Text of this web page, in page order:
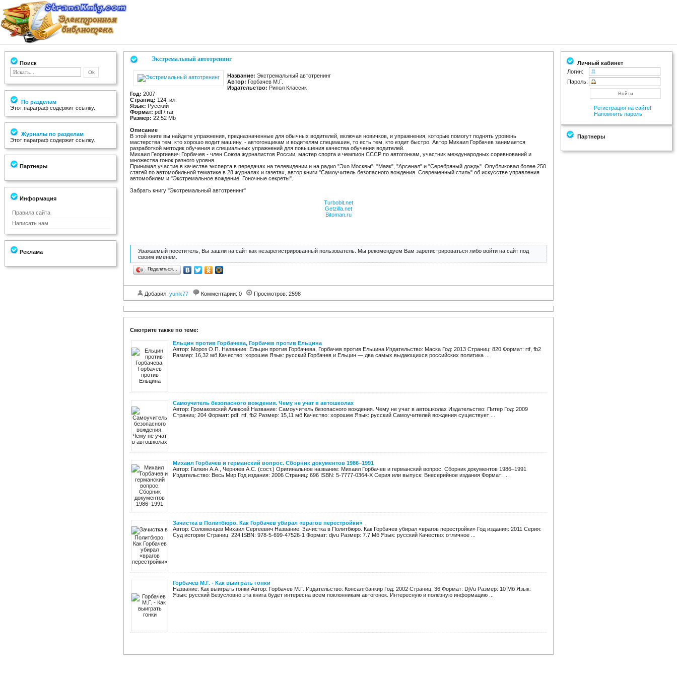
Поиск
По разделам
Этот параграф содержит ссылку.
Журналы по разделам
Этот параграф содержит ссылку.
Партнеры
Информация
Правила сайта
Написать нам
Реклама
Экстремальный автотренинг
Название: Экстремальный автотренинг
Автор: Горбачев М.Г.
Издательство: Рипол Классик
Год: 2007
Страниц: 124, ил.
Язык: Русский
Формат: pdf / rar
Размер: 22,52 Mb
Описание
В этой книге вы найдете упражнения, предназначенные для обычных водителей, включая новичков, и упражнения, которые помогут поднять уровень
мастерства тем, кто хорошо водит машину, - автогонщикам и водителям спецмашин, то есть тем, кто ездит быстро. Автор Михаил Горбачев занимается
разработкой методик обучения и специальных упражнений для повышения качества обучения водителей.
Михаил Георгиевич Горбачев - член Союза журналистов России, мастер спорта и чемпион СССР по автогонкам, участник международных соревнований и
множества гонок разного уровня.
Принимал участие в качестве эксперта в передачах на телевидении и на радио "Эхо Москвы", "Маяк", "Арсенал" и "Серебряный дождь". Опубликовал более 250
статей по автомобильной тематике в 28 журналах и газетах, автор книги "Самоучитель безопасного вождения. Современный стиль" об искусстве управления
автомобилем и "Экстремальное вождение. Гоночные секреты".
Забрать книгу "Экстремальный автотренинг"
Turbobit.net
Getzilla.net
Bitoman.ru
Уважаемый посетитель, Вы зашли на сайт как незарегистрированный пользователь. Мы рекомендуем Вам зарегистрироваться либо войти на сайт под
своим именем.
Поделиться…
Добавил: yunik77 Комментарии: 0 Просмотров: 2598
Смотрите также по теме:
Ельцин против Горбачева, Горбачев против Ельцина
Автор: Мороз О.П. Название: Ельцин против Горбачева, Горбачев против Ельцина Издательство: Маска Год: 2013 Страниц: 820 Формат: rtf, fb2
Размер: 16,32 мб Качество: хорошее Язык: русский Горбачев и Ельцин — два самых выдающихся российских политика ...
Самоучитель безопасного вождения. Чему не учат в автошколах
Автор: Громаковский Алексей Название: Самоучитель безопасного вождения. Чему не учат в автошколах Издательство: Питер Год: 2009
Страниц: 204 Формат: pdf, rtf, fb2 Размер: 15,11 мб Качество: хорошее Язык: русский Самоучителей вождения существует ...
Михаил Горбачев и германский вопрос. Сборник документов 1986–1991
Автор: Галкин А.А., Черняев А.С. (сост.) Оригинальное название: Михаил Горбачев и германский вопрос. Сборник документов 1986–1991
Издательство: Весь Мир Год издания: 2006 Страниц: 696 ISBN: 5-7777-0364-X Серия или выпуск: Внесерийное издания Формат: ...
Зачистка в Политбюро. Как Горбачев убирал «врагов перестройки»
Автор: Соломенцев Михаил Сергеевич Название: Зачистка в Политбюро. Как Горбачев убирал «врагов перестройки» Год издания: 2011 Серия:
Суд истории Страниц: 224 ISBN: 978-5-699-47526-1 Формат: djvu Размер: 7.7 Мб Язык: русский Качество: отличное ...
Горбачев М.Г. - Как выиграть гонки
Название: Как выиграть гонки Автор: Горбачев М.Г. Издательство: Консалтбанкир Год: 2002 Страниц: 36 Формат: DjVu Размер: 10 Мб Язык:
Язык: русский Безусловно эта книга будет интересна всем поклонникам автогонок. Интересную и полезную информацию ...
Личный кабинет
Логин:
Пароль:
Регистрация на сайте!
Напомнить пароль
Партнеры